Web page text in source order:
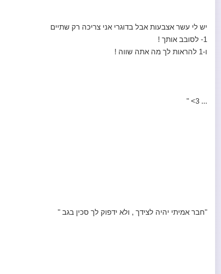
יש לי עשר אצבעות אבל בדוגרי אני צריכה רק שתיים
1- לסובב אותך !
ו-1 להראות לך מה אתה שווה !
... 3> "
"חבר אמיתי יהיה לצידך , ולא ידפוק לך סכין בגב "